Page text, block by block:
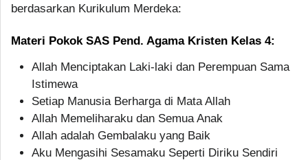
berdasarkan Kurikulum Merdeka:
Materi Pokok SAS Pend. Agama Kristen Kelas 4:
Allah Menciptakan Laki-laki dan Perempuan Sama
Istimewa
Setiap Manusia Berharga di Mata Allah
Allah Memeliharaku dan Semua Anak
Allah adalah Gembalaku yang Baik
Aku Mengasihi Sesamaku Seperti Diriku Sendiri